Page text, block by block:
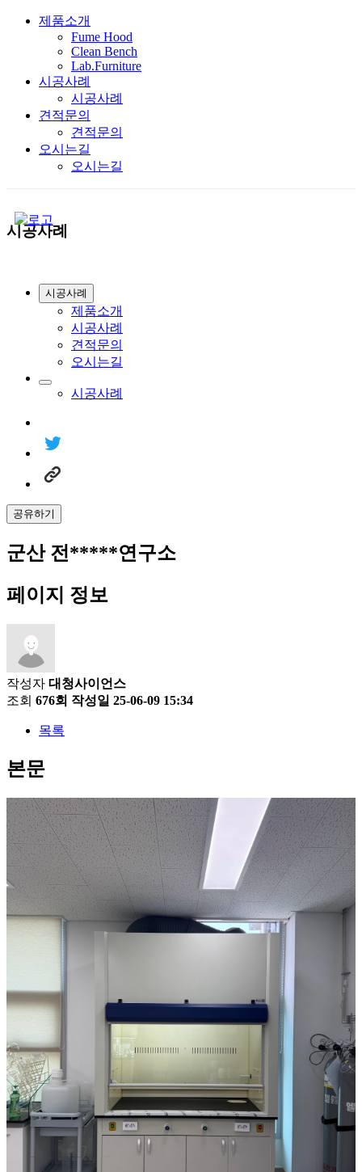
제품소개
Fume Hood
Clean Bench
Lab.Furniture
시공사례
시공사례
견적문의
견적문의
오시는길
오시는길
시공사례
시공사례
제품소개
시공사례
견적문의
오시는길
시공사례
공유하기
군산 전*****연구소
페이지 정보
작성자 대청사이언스
조회 676회 작성일 25-06-09 15:34
목록
본문